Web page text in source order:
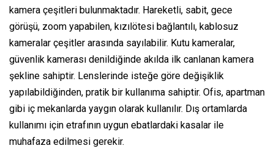
kamera çeşitleri bulunmaktadır. Hareketli, sabit, gece
görüşü, zoom yapabilen, kızılötesi bağlantılı, kablosuz
kameralar çeşitler arasında sayılabilir. Kutu kameralar,
güvenlik kamerası denildiğinde akılda ilk canlanan kamera
şekline sahiptir. Lenslerinde isteğe göre değişiklik
yapılabildiğinden, pratik bir kullanıma sahiptir. Ofis, apartman
gibi iç mekanlarda yaygın olarak kullanılır. Dış ortamlarda
kullanımı için etrafının uygun ebatlardaki kasalar ile
muhafaza edilmesi gerekir.